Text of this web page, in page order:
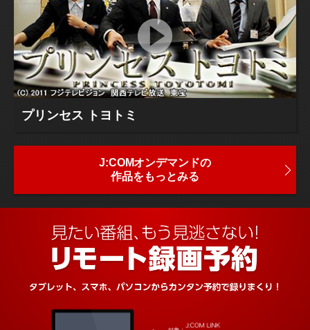
プリンセス トヨトミ
J:COMオンデマンドの
作品をもっとみる